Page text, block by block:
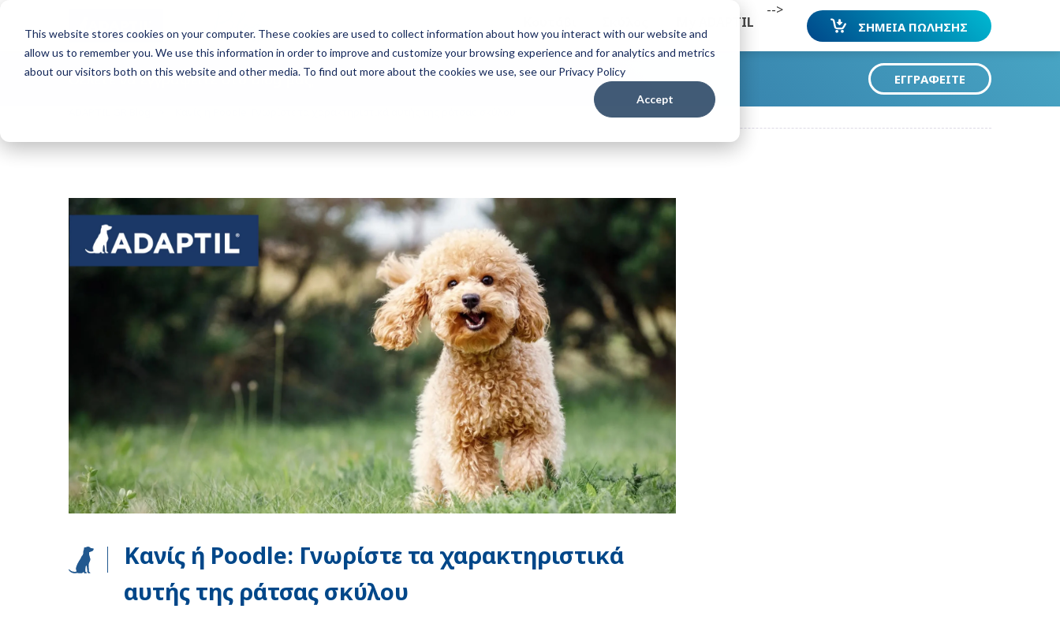
This website stores cookies on your computer. These cookies are used to collect information about how you interact with our website and
allow us to remember you. We use this information in order to improve and customize your browsing experience and for analytics and metrics
about our visitors both on this website and other media. To find out more about the cookies we use, see our Privacy Policy
Accept
Blog
My ADAPTIL
-->
ΣΗΜΕΙΑ ΠΩΛΗΣΗΣ
Θέλετε να έγγραφείτε στο blog μας; ΕΓΓΡΑΦΕΊΤΕ
Κανίς ή Poodle: Γνωρίστε τα χαρακτηριστικά
αυτής της ράτσας σκύλου